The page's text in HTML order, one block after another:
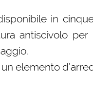
in
antiscivolo
elemento